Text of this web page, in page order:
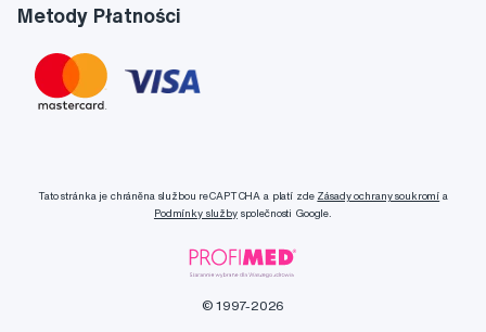
Metody Płatności
Tato stránka je chráněna službou reCAPTCHA a platí zde Zásady ochrany soukromí a
Podmínky službyspolečnosti Google.
© 1997-2026